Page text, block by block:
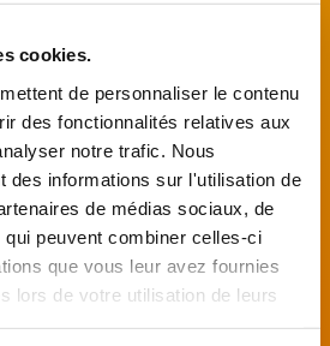
cookies.
de personnaliser le contenu
des fonctionnalités relatives aux
notre trafic. Nous
des informations sur l'utilisation de
de médias sociaux, de
peuvent combiner celles-ci
que vous leur avez fournies
lors de votre utilisation de leurs
de réparateurs et de
et me